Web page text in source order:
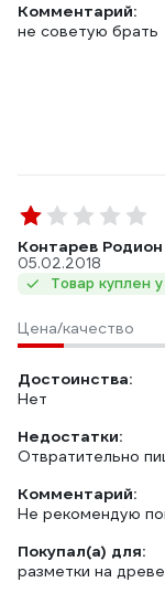
Комментарий:
не советую брать
Контарев Родион
05.02.2018
Товар куплен
Цена/качество
Достоинства:
Нет
Недостатки:
Отвратительно
Комментарий:
Не рекомендую
Покупал(а) для:
разметки на